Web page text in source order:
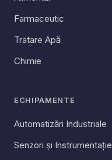
Farmaceutic
Tratare Apă
Chimie
ECHIPAMENTE
Automatizări Industriale
Senzori și Instrumentație